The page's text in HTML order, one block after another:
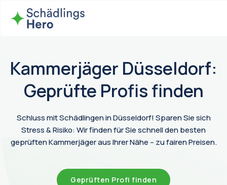
Kammerjäger Düsseldorf:
Geprüfte Profis finden
Schluss mit Schädlingen in Düsseldorf! Sparen Sie sich
Stress & Risiko: Wir finden für Sie schnell den besten
geprüften Kammerjäger aus Ihrer Nähe – zu fairen Preisen.
Geprüften Profi finden